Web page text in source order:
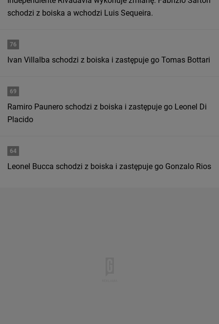
schodzi z boiska a wchodzi Luis Sequeira.
76
Ivan Villalba schodzi z boiska i zastępuje go Tomas Bottari
69
Ramiro Paunero schodzi z boiska i zastępuje go Leonel Di
Placido
64
Leonel Bucca schodzi z boiska i zastępuje go Gonzalo Rios